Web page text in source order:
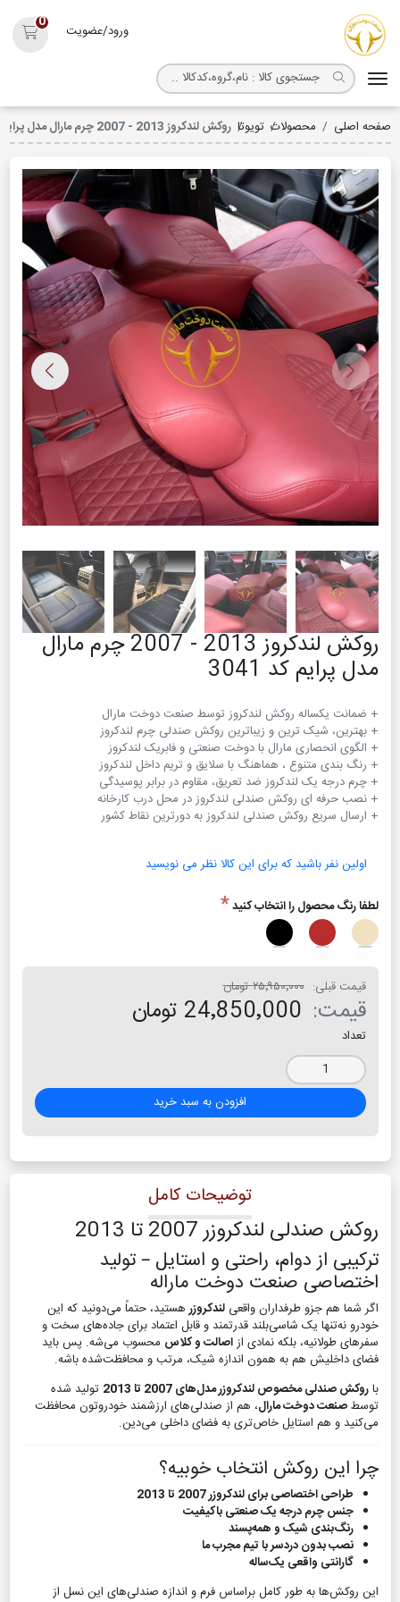
ورود/عضویت
0
صفحه اصلی محصولات تویوتا روکش لندکروز 2013 - 2007 چرم مارال مدل پرایم کد 3041
روکش لندکروز 2013 - 2007 چرم مارال
مدل پرایم کد 3041
+ ارسال سریع روکش صندلی لندکروز به دورترین نقاط کشور
اولین نفر باشید که برای این کالا نظر می نویسید
لطفا رنگ محصول را انتخاب کنید*
قیمت قبلی: ۲۵٬۹۵۰٬۰۰۰ تومان
قیمت: 24٬850٬000 تومان
تعداد
افزودن به سبد خرید
توضیحات کامل
روکش صندلی لندکروزر 2007 تا 2013
ترکیبی از دوام، راحتی و استایل – تولید
اختصاصی صنعت دوخت ماراله
اگر شما هم جزو طرفداران واقعیلندکروزرهستید، حتماً می‌دونید که این
خودرو نه‌تنها یک شاسی‌بلند قدرتمند و قابل اعتماد برای جاده‌های سخت و
سفرهای طولانیه، بلکه نمادی ازاصالت و کلاس محسوب می‌شه. پس باید
فضای داخلیش هم به همون اندازه شیک، مرتب و محافظت‌شده باشه.
باروکش صندلی مخصوص لندکروزر مدل‌های 2007 تا 2013
تولید شده
توسطصنعت دوخت مارال، هم از صندلی‌های ارزشمند خودروتون محافظت
می‌کنید و هم استایل خاص‌تری به فضای داخلی می‌دین.
چرا این روکش انتخاب خوبیه؟
طراحی اختصاصی برای لندکروزر 2007 تا 2013
جنس چرم درجه یک صنعتی باکیفیت
رنگ‌بندی شیک و همه‌پسند
نصب بدون دردسر با تیم مجرب ما
گارانتی واقعی یک‌ساله
این روکش‌ها به طور کامل براساس فرم و اندازه صندلی‌های این نسل از